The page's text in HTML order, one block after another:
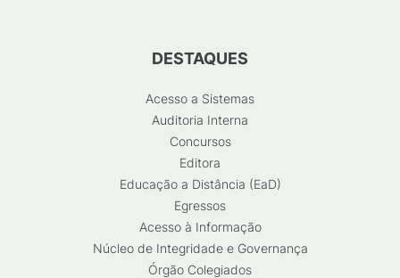
DESTAQUES
Acesso a Sistemas
Auditoria Interna
Concursos
Editora
Educação a Distância (EaD)
Egressos
Acesso à Informação
Núcleo de Integridade e Governança
Órgão Colegiados